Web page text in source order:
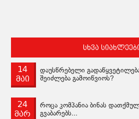
სხვა
14
მაი
დაუსწრებელი
შეიძლება გამოიწვიოს?
24
მარ
როცა კომპანია ბინას
გვაბარებს...